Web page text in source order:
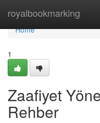
royalbookmarking
Home
Home
1
Zaafiyet
Rehber